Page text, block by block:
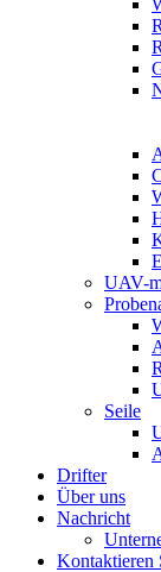
UAV-
Seile
Drifter
Über uns
Nachricht
Kontaktieren